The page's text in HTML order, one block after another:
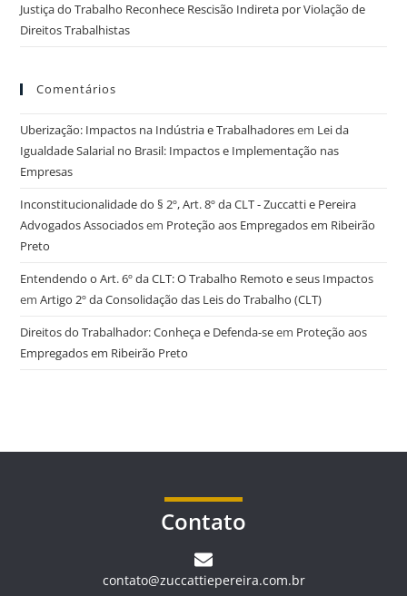
Justiça do Trabalho Reconhece Rescisão Indireta por Violação de
Direitos Trabalhistas
Comentários
Uberização: Impactos na Indústria e Trabalhadoresem Lei da
Igualdade Salarial no Brasil: Impactos e Implementação nas
Empresas
Inconstitucionalidade do § 2º, Art. 8º da CLT - Zuccatti e Pereira
Advogados Associadosem Proteção aos Empregados em Ribeirão
Preto
Entendendo o Art. 6º da CLT: O Trabalho Remoto e seus Impactos
emArtigo 2º da Consolidação das Leis do Trabalho (CLT)
Direitos do Trabalhador: Conheça e Defenda-seem Proteção aos
Empregados em Ribeirão Preto
Contato
contato@zuccattiepereira.com.br